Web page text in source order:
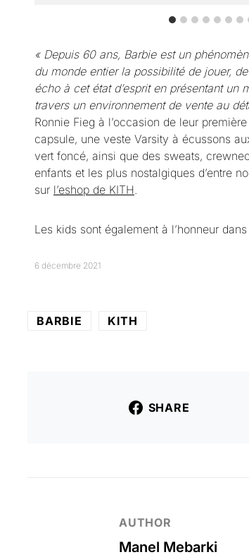
« Depuis 60 ans, Barbie est un
du monde entier la possibilité de jouer,
écho à cet état d’esprit en présentant
travers un environnement de vente au
Ronnie Fieg à l’occasion de leur
capsule, une veste Varsity à écussons
vert foncé, ainsi que des sweats,
enfants et les plus nostalgiques d’entre
sur l’eshop de KITH.
Les kids sont également à l’honneur dans
6 décembre 2021
BARBIE KITH
SHARE
AUTHOR
Manel Mebarki